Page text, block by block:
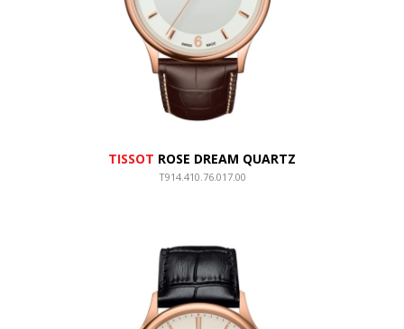
TISSOT ROSE DREAM QUARTZ
T914.410.76.017.00